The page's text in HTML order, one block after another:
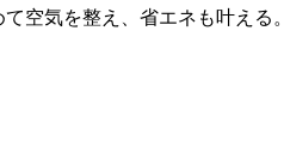
空気を整え、省エネも叶える。